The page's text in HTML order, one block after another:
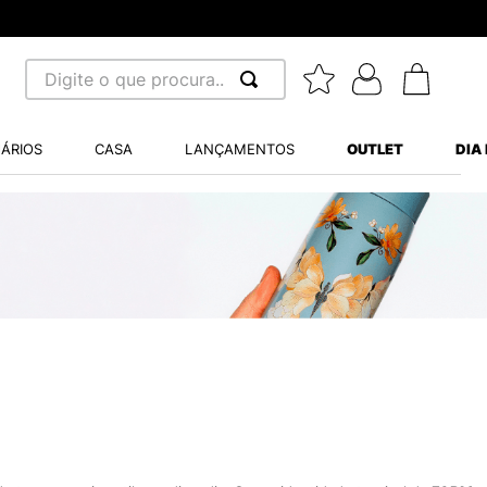
Digite o que procura...
CASA LANÇAMENTOS OUTLET DIA
BALANCE 530